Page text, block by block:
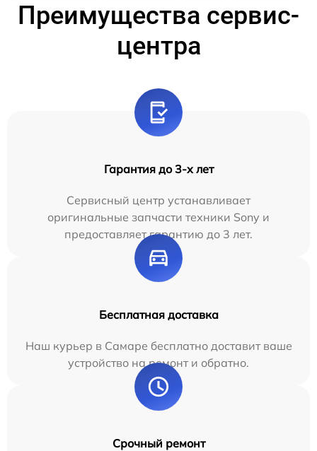
Преимущества сервис-
центра
Гарантия до 3-х лет
Сервисный центр устанавливает
оригинальные запчасти техники Sony и
предоставляет гарантию до 3 лет.
Бесплатная доставка
Наш курьер в Самаре бесплатно доставит ваше
устройство на ремонт и обратно.
Срочный ремонт